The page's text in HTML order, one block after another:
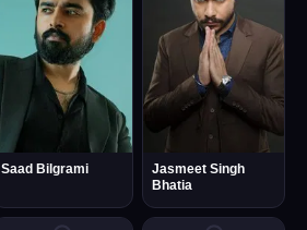
Saad Bilgrami
Jasmeet Singh
Bhatia